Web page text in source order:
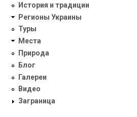
История и традиции
Регионы Украины
Туры
Места
Природа
Блог
Галереи
Видео
Заграница